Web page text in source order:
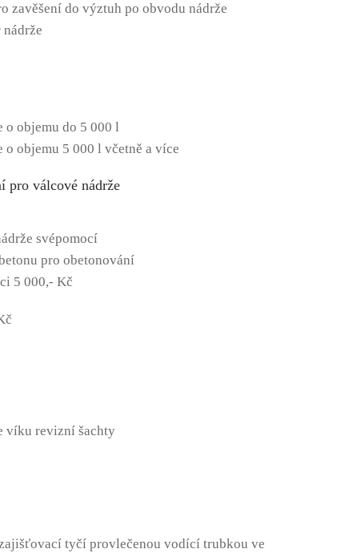
zavěšení do výztuh po obvodu nádrže
o objemu do 5 000 l
o objemu 5 000 l včetně a více
pro válcové nádrže
svépomocí
pro obetonování
5 000,- Kč
víku revizní šachty
tyčí provlečenou vodící trubkou ve